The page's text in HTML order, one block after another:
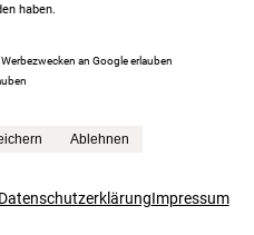
Anfrage
haben.
an Google erlauben
Ablehnen
DatenschutzerklärungImpressum